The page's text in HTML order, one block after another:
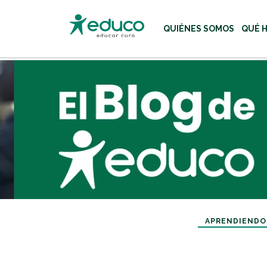
Usa las teclas Tab o
QUIÉNES SOMOS QUÉ